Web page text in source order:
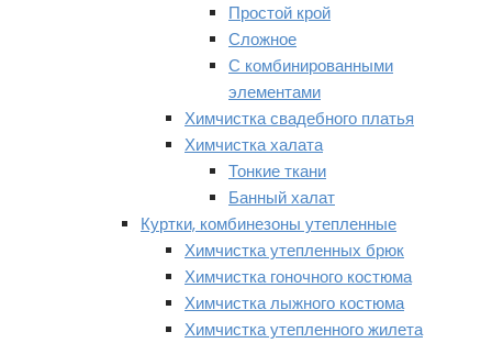
Простой крой
Сложное
С комбинированными
элементами
Химчистка свадебного платья
Химчистка халата
Тонкие ткани
Банный халат
Куртки, комбинезоны утепленные
Химчистка утепленных брюк
Химчистка гоночного костюма
Химчистка лыжного костюма
Химчистка утепленного жилета